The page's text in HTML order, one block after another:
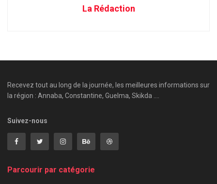
La Rédaction
Recevez tout au long de la journée, les meilleures informations sur
la région : Annaba, Constantine, Guelma, Skikda ....
Suivez-nous
Parcourir par catégorie